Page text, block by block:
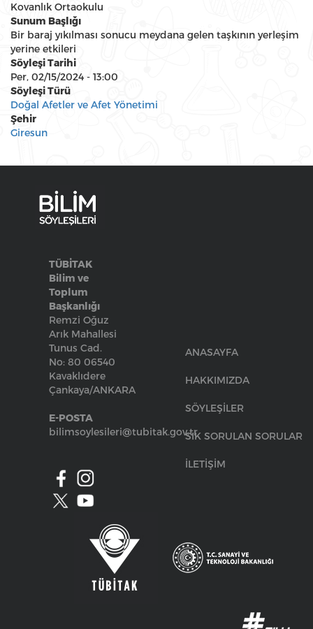
Kovanlık Ortaokulu
Sunum Başlığı
Bir baraj yıkılması sonucu meydana gelen taşkının yerleşim
yerine etkileri
Söyleşi Tarihi
Per, 02/15/2024 - 13:00
Söyleşi Türü
Doğal Afetler ve Afet Yönetimi
Şehir
Giresun
TÜBİTAK
Bilim ve
Toplum
Başkanlığı
Remzi Oğuz
Arık Mahallesi
Tunus Cad.
No: 80 06540
Kavaklıdere
Çankaya/ANKARA
E-POSTA
bilimsoylesileri@tubitak.gov.tr
ANASAYFA
HAKKIMIZDA
SÖYLEŞİLER
SIK SORULAN SORULAR
İLETİŞİM